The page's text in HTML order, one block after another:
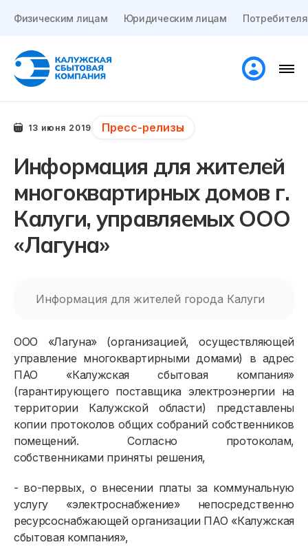
Физическим лицам Юридическим лицам
13 июня 2019 Пресс-релизы
Информация для жителей
многоквартирных домов г.
Калуги, управляемых ООО
«Лагуна»
Информация для жителей города Калуги
ООО «Лагуна» (организацией, осуществляющей
управление многоквартирными домами) в адрес
ПАО «Калужская сбытовая компания»
(гарантирующего поставщика электроэнергии на
территории Калужской области) представлены
копии протоколов общих собраний собственников
помещений. Согласно протоколам,
собственниками приняты решения,
- во-первых, о внесении платы за коммунальную
услугу «электроснабжение» непосредственно
ресурсоснабжающей организации ПАО «Калужская
сбытовая компания»,